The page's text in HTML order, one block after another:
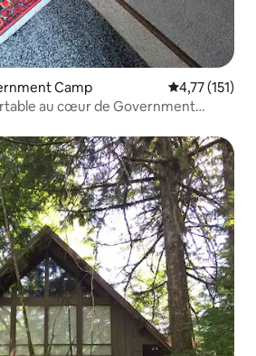
Camp Évaluation
4,77 (151)
au cœur de Government